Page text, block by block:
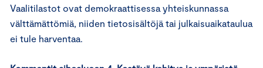
Vaalitilastot ovat demokraattisessa yhteiskunnassa
välttämättömiä, niiden tietosisältöjä tai julkaisuaikataulua
ei tule harventaa.